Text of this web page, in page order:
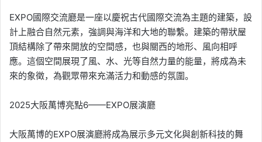
EXPO國際交流廳是一座以慶祝古代國際交流為主題的建築，設
計上融合自然元素，強調與海洋和大地的聯繫。建築的帶狀屋
頂結構除了帶來開放的空間感，也與關西的地形、風向相呼
應。這個空間展現了風、水、光等自然力量的能量，將成為未
來的象徵，為觀眾帶來充滿活力和動感的氛圍。
2025大阪萬博亮點6——EXPO展演廳
大阪萬博的EXPO展演廳將成為展示多元文化與創新科技的舞